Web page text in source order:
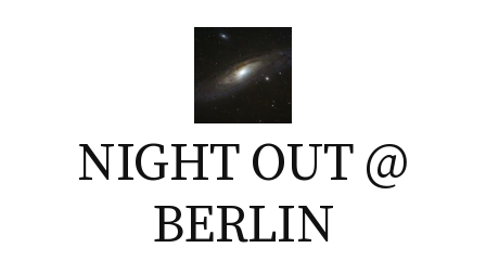
NIGHT OUT @
BERLIN